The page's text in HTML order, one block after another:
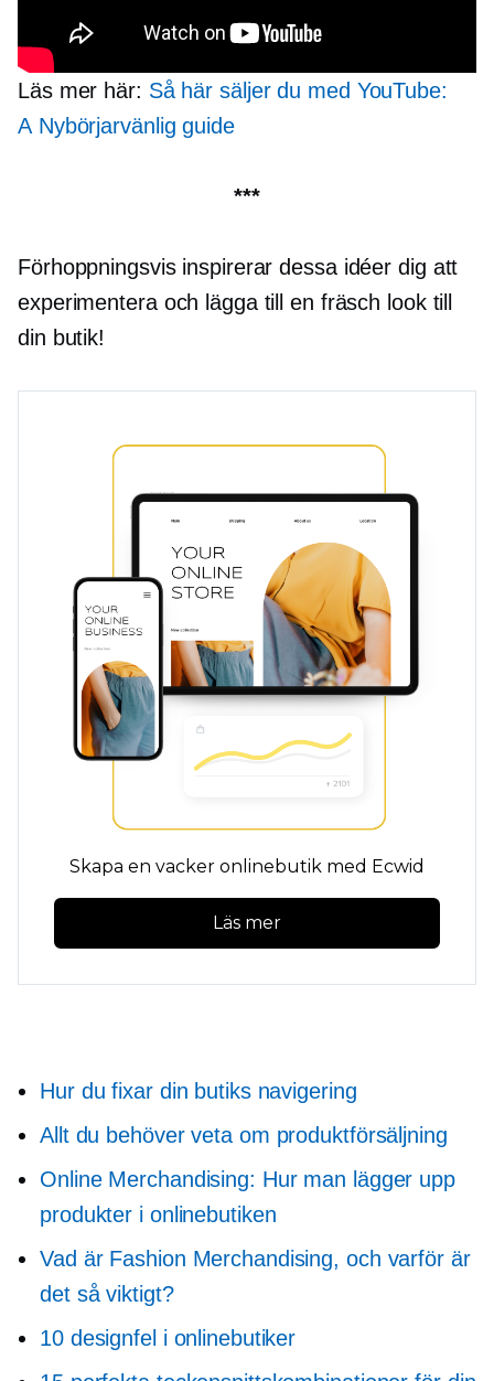
Läs mer här: Så här säljer du med YouTube:
A Nybörjarvänlig guide
***
Förhoppningsvis inspirerar dessa idéer dig att
experimentera och lägga till en fräsch look till
din butik!
Skapa en vacker onlinebutik med Ecwid
Läs mer
Hur du fixar din butiks navigering
Allt du behöver veta om produktförsäljning
Online Merchandising: Hur man lägger upp
produkter i onlinebutiken
Vad är Fashion Merchandising, och varför är
det så viktigt?
10 designfel i onlinebutiker